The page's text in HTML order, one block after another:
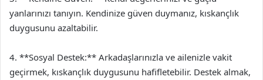
yanlarınızı tanıyın. Kendinize güven duymanız, kıskançlık
duygusunu azaltabilir.
4. **Sosyal Destek:** Arkadaşlarınızla ve ailenizle vakit
geçirmek, kıskançlık duygusunu hafifletebilir. Destek almak,